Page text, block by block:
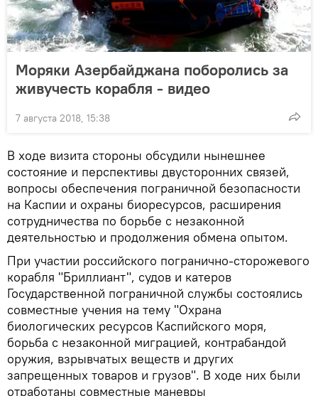
Моряки Азербайджана поборолись за
живучесть корабля - видео
7 августа 2018, 15:38
В ходе визита стороны обсудили нынешнее
состояние и перспективы двусторонних связей,
вопросы обеспечения пограничной безопасности
на Каспии и охраны биоресурсов, расширения
сотрудничества по борьбе с незаконной
деятельностью и продолжения обмена опытом.
При участии российского погранично-сторожевого
корабля "Бриллиант", судов и катеров
Государственной пограничной службы состоялись
совместные учения на тему "Охрана
биологических ресурсов Каспийского моря,
борьба с незаконной миграцией, контрабандой
оружия, взрывчатых веществ и других
запрещенных товаров и грузов". В ходе них были
отработаны совместные маневры